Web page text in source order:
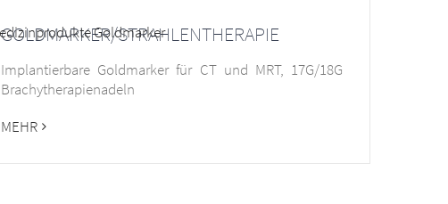
GOLDMARKER/STRAHLENTHERAPIE
Implantierbare Goldmarker für CT und MRT, 17G/18G
Brachytherapienadeln
MEHR